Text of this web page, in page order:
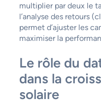
multiplier par deux le
l’analyse des retours
permet d’ajuster les
maximiser la
Le rôle du
dans la
solaire